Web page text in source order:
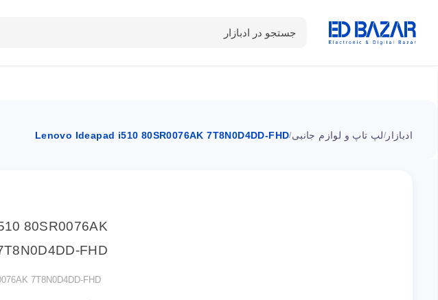
جستجو در ادبازار
دسته بندی محصولات
ادبازار /لپ تاپ و لوازم جانبی/
Lenovo Ideapad i510 80SR0076AK 7T8N0D4DD-FHD
80SR0076AK
FHD
7T8N0D4DD-FHD